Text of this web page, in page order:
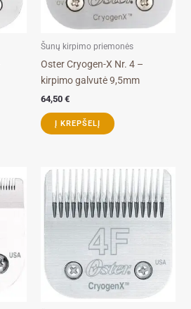
Šunų kirpimo priemonės
Oster Cryogen-X Nr. 4 –
kirpimo galvutė 9,5mm
64,50 €
Į KREPŠELĮ